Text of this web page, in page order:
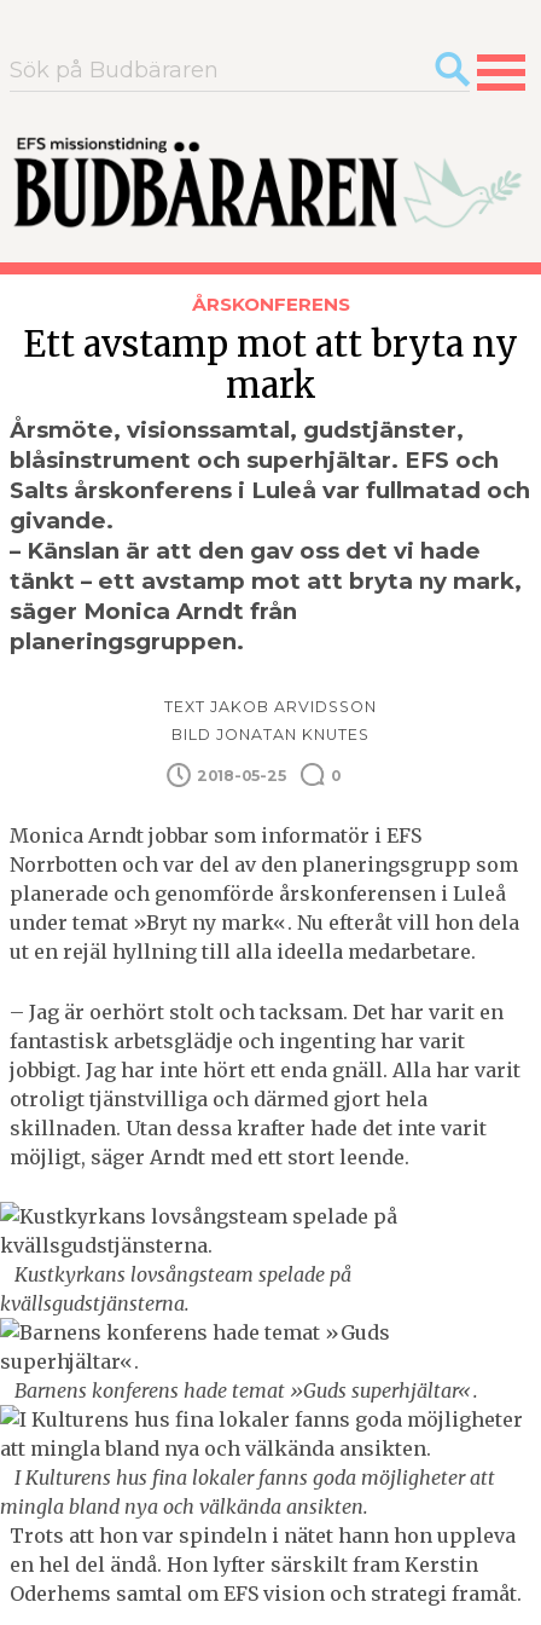
Sök
efter:
ÅRSKONFERENS
Ett avstamp mot att bryta ny
mark
Årsmöte, visionssamtal, gudstjänster,
blåsinstrument och superhjältar. EFS och
Salts årskonferens i Luleå var fullmatad och
givande.
– Känslan är att den gav oss det vi hade
tänkt – ett avstamp mot att bryta ny mark,
säger Monica Arndt från
planeringsgruppen.
TEXT JAKOB ARVIDSSON
BILD JONATAN KNUTES
2018-05-25 0
Monica Arndt jobbar som informatör i EFS
Norrbotten och var del av den planeringsgrupp som
planerade och genomförde årskonferensen i Luleå
under temat »Bryt ny mark«. Nu efteråt vill hon dela
ut en rejäl hyllning till alla ideella medarbetare.
– Jag är oerhört stolt och tacksam. Det har varit en
fantastisk arbetsglädje och ingenting har varit
jobbigt. Jag har inte hört ett enda gnäll. Alla har varit
otroligt tjänstvilliga och därmed gjort hela
skillnaden. Utan dessa krafter hade det inte varit
möjligt, säger Arndt med ett stort leende.
Kustkyrkans lovsångsteam spelade på
kvällsgudstjänsterna.
Barnens konferens hade temat »Guds superhjältar«.
I Kulturens hus fina lokaler fanns goda möjligheter att
mingla bland nya och välkända ansikten.
Trots att hon var spindeln i nätet hann hon uppleva
en hel del ändå. Hon lyfter särskilt fram Kerstin
Oderhems samtal om EFS vision och strategi framåt.